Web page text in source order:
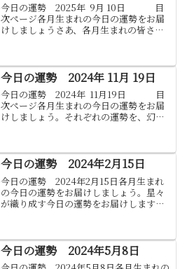
今日の運勢 2025年 9月 10日 目
次ぺージ各月生まれの今日の運勢をお届
けしましょうさあ、各月生まれの皆さま
字、そして金運の指針をご提供い...
今日の運勢 2024年 11月 19日
今日の運勢 2024年 11月19日 目
次ぺージ各月生まれの今日の運勢をお届
けしましょう。それぞれの運勢を、幻想
る色と数字もご紹介しましょう...
今日の運勢 2024年2月15日
今日の運勢 2024年2月15日各月生まれ
の今日の運勢をお届けしましょう。星々
が織り成す今日の運勢をお届けします。
にとって、今日が充実した一日になりま
すように。1.山羊...
今日の運勢 2024年5月8日